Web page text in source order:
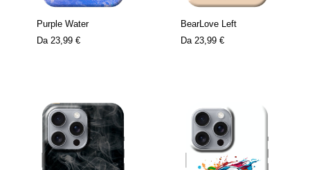
Purple Water
Da 23,99 €
BearLove Left
Da 23,99 €